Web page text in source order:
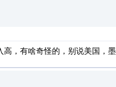
高，有啥奇怪的，别说美国，